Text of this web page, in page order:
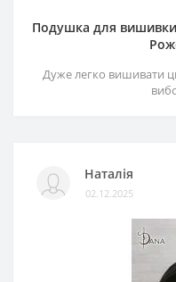
Подушка для вишивки
Дуже легко вишивати
Наталія
02.12.2025